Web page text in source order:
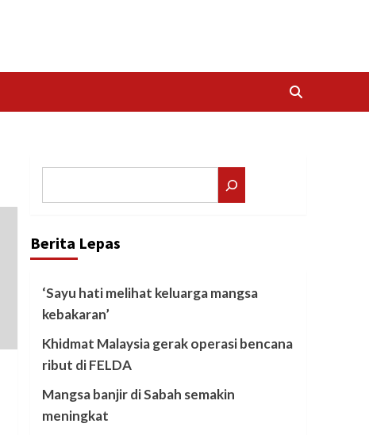
Berita Lepas
‘Sayu hati melihat keluarga mangsa
kebakaran’
Khidmat Malaysia gerak operasi bencana
ribut di FELDA
Mangsa banjir di Sabah semakin
meningkat